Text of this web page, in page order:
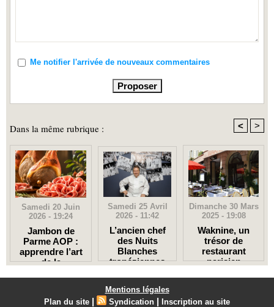
Me notifier l'arrivée de nouveaux commentaires
Dans la même rubrique : < >
Samedi 20 Juin
2026 - 19:24
Jambon de
Parme AOP :
apprendre l’art
de la
Samedi 25 Avril
2026 - 11:42
L’ancien chef
des Nuits
Blanches
tropéziennes
Dimanche 30 Mars
2025 - 19:08
Waknine, un
trésor de
restaurant
parisien
Mentions légales
Plan du site | Syndication | Inscription au site